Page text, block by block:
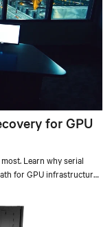
for GPU
Learn why serial
for GPU infrastructure